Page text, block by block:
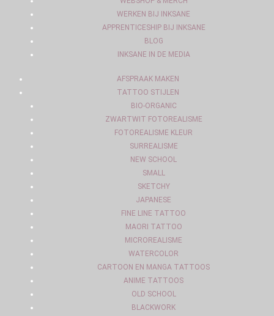
WERKEN BIJ INKSANE
APPRENTICESHIP BIJ INKSANE
BLOG
INKSANE IN DE MEDIA
AFSPRAAK MAKEN
TATTOO STIJLEN
BIO-ORGANIC
ZWARTWIT FOTOREALISME
FOTOREALISME KLEUR
SURREALISME
NEW SCHOOL
SMALL
SKETCHY
JAPANESE
FINE LINE TATTOO
MAORI TATTOO
MICROREALISME
WATERCOLOR
CARTOON EN MANGA TATTOOS
ANIME TATTOOS
OLD SCHOOL
BLACKWORK